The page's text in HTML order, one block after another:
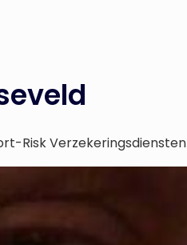
Risk Verzekeringsdiensten